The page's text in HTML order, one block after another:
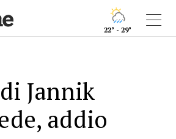
22° - 29°
Jannik
addio